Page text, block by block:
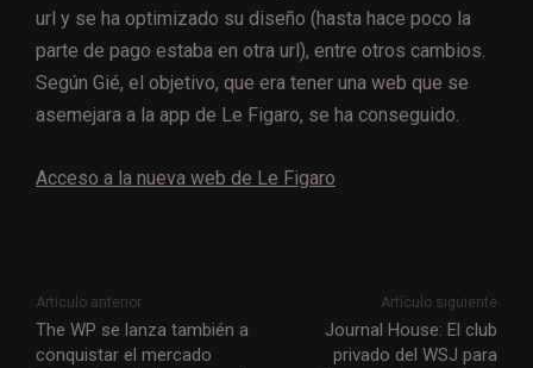
url y se ha optimizado su diseño (hasta hace poco la
parte de pago estaba en otra url), entre otros cambios.
Según Gié, el objetivo, que era tener una web que se
asemejara a la app de Le Figaro, se ha conseguido.
Acceso a la nueva web de Le Figaro
Artículo anterior
The WP se lanza también a
conquistar el mercado
Artículo siguiente
Journal House: El club
privado del WSJ para